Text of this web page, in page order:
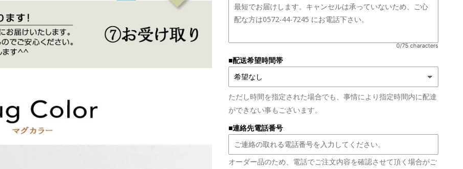
0/75 characters
■配送希望時間帯
ただし時間を指定された場合でも、事情により指定時間内に配達
ができない事もございます。
■連絡先電話番号
オーダー品のため、電話でご注文内容を確認させて頂く場合がご